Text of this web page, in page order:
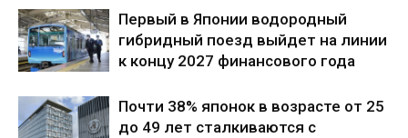
Первый в Японии водородный
гибридный поезд выйдет на линии
к концу 2027 финансового года
Почти 38% японок в возрасте от 25
до 49 лет сталкиваются с